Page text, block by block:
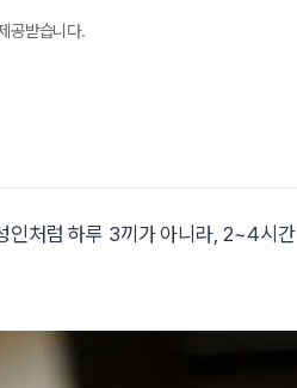
공받습니다.
인처럼 하루 3끼가 아니라, 2~4시간